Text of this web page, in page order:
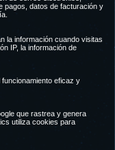
pagos, datos de facturación y
la información cuando visitas
IP, la información de
eficaz y
que rastrea y genera
utiliza cookies para